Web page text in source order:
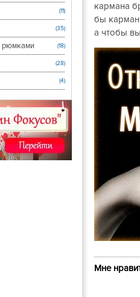
(11)
(35)
рюмками (18)
(28)
(4)
кармана
бы карман
а чтобы
Мне